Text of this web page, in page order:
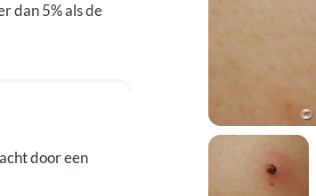
dan 5% als de
door een